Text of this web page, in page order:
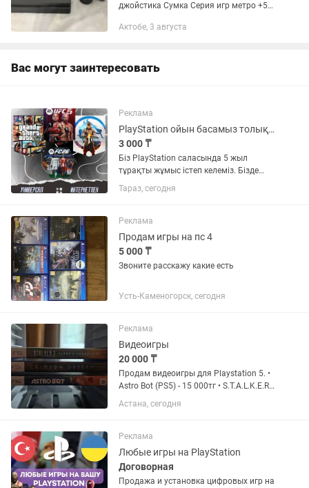
джойстика Сумка Серия игр метро +5
Актобе, 3 августа
Вас могут заинтересовать
Реклама
PlayStation ойын басамыз толықтай кеплдікпен. PS5 ps4 пс 5 пс4 игры
3 000 ₸
Біз PlayStation саласында 5 жыл
тұрақты жұмыс істеп келеміз. Бізде
Тараз. Шымкент. Алматы қалалар
бойынша точкаларымыз бар
басамыз PlayStation жөндейміз
PlayStation...
Тараз, сегодня
Реклама
Продам игры на пс 4
5 000 ₸
Звоните расскажу какие есть
Усть-Каменогорск, сегодня
Реклама
Видеоигры
20 000 ₸
Продам видеоигры для Playstation 5. •
Astro Bot (PS5) - 15 000тг • S.T.A.L.K.E.R.
2: Heart of Chornobyl (PS5) - 15 000тг •
Crimson Desert (PS5) - 20 000тг
Астана, сегодня
Реклама
Любые игры на PlayStation
Договорная
Продажа и установка цифровых игр на